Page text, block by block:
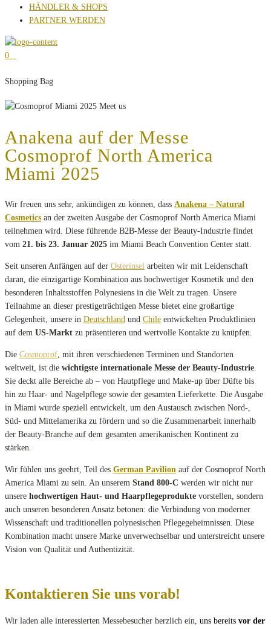
HÄNDLER & SHOPS
PARTNER WERDEN
0
Shopping Bag
Anakena auf der Messe
Cosmoprof North America
Miami 2025
Wir freuen uns sehr, ankündigen zu können, dass Anakena – Natural
Cosmetics an der zweiten Ausgabe der Cosmoprof North America Miami
teilnehmen wird. Diese führende B2B-Messe der Beauty-Industrie findet
vom 21. bis 23. Januar 2025 im Miami Beach Convention Center statt.
Seit unseren Anfängen auf der Osterinsel arbeiten wir mit Leidenschaft
daran, die einzigartige Kombination aus hochwertiger Kosmetik und den
besonderen Inhaltsstoffen Polynesiens in die Welt zu tragen. Unsere
Teilnahme an dieser prestigeträchtigen Messe bietet eine großartige
Gelegenheit, unsere in Deutschland und Chile entwickelten Produktlinien
auf dem US-Markt zu präsentieren und wertvolle Kontakte zu knüpfen.
Die Cosmoprof, mit ihren verschiedenen Terminen und Standorten
weltweit, ist die wichtigste internationale Messe der Beauty-Industrie.
Sie deckt alle Bereiche ab – von Hautpflege und Make-up über Düfte bis
hin zu Haar- und Nagelpflege sowie der gesamten Lieferkette. Die Ausgabe
in Miami wurde speziell entwickelt, um den Austausch zwischen Nord-,
Süd- und Mittelamerika zu fördern und so die Zusammenarbeit innerhalb
der Beauty-Branche auf dem gesamten amerikanischen Kontinent zu
stärken.
Wir fühlen uns geehrt, Teil des German Pavilion auf der Cosmoprof North
America Miami zu sein. An unserem Stand 800-C werden wir nicht nur
unsere hochwertigen Haut- und Haarpflegeprodukte vorstellen, sondern
auch unseren besonderen Ansatz betonen: die Verbindung von moderner
Wissenschaft und traditionellen polynesischen Pflegegeheimnissen. Diese
Kombination macht unsere Marke unverwechselbar und unterstreicht unsere
Vision von Qualität und Authentizität.
Kontaktieren Sie uns vorab!
Wir laden alle interessierten Messebesucher herzlich ein, uns bereits vor der